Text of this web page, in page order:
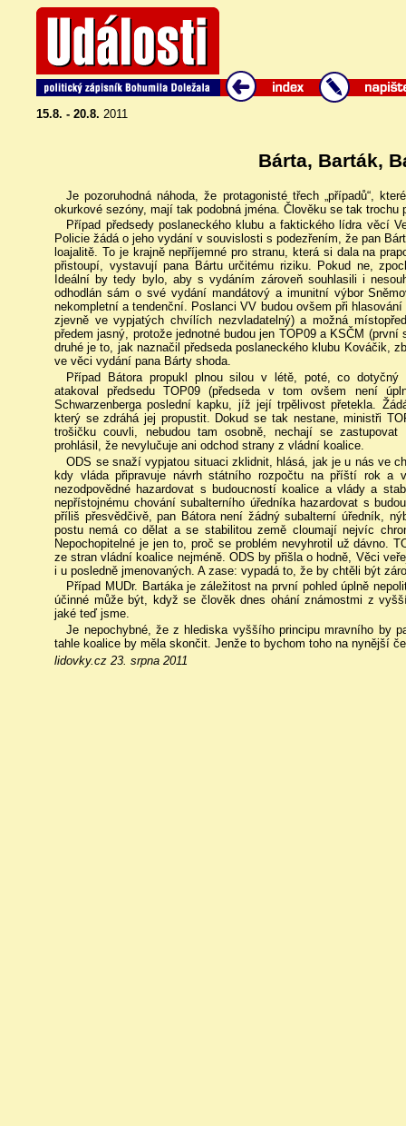
15.8. - 20.8. 2011
Bárta, Barták,
Je pozoruhodná náhoda, že protagonisté třech „případů“,
okurkové sezóny, mají tak podobná jména. Člověku se tak
Případ předsedy poslaneckého klubu a faktického lídra věcí
Policie žádá o jeho vydání v souvislosti s podezřením, že pan
loajalitě. To je krajně nepříjemné pro stranu, která si dala na
přistoupí, vystavují pana Bártu určitému riziku. Pokud ne,
Ideální by tedy bylo, aby s vydáním zároveň souhlasili i
odhodlán sám o své vydání mandátový a imunitní výbor
nekompletní a tendenční. Poslanci VV budou ovšem při
zjevně ve vypjatých chvílích nezvladatelný) a možná
předem jasný, protože jednotné budou jen TOP09 a KSČM
druhé je to, jak naznačil předseda poslaneckého klubu Kováčik,
ve věci vydání pana Bárty shoda.
Případ Bátora propukl plnou silou v létě, poté, co dotyčný
atakoval předsedu TOP09 (předseda v tom ovšem není
Schwarzenberga poslední kapku, jíž její trpělivost přetekla.
který se zdráhá jej propustit. Dokud se tak nestane, ministři
trošičku couvli, nebudou tam osobně, nechají se zastupovat
prohlásil, že nevylučuje ani odchod strany z vládní koalice.
ODS se snaží vypjatou situaci zklidnit, hlásá, jak je u nás ve
kdy vláda připravuje návrh státního rozpočtu na příští rok a
nezodpovědné hazardovat s budoucností koalice a vlády a
nepřístojnému chování subalterního úředníka hazardovat s
příliš přesvědčivě, pan Bátora není žádný subalterní úředník,
postu nemá co dělat a se stabilitou země cloumají nejvíc
Nepochopitelné je jen to, proč se problém nevyhrotil už dávno.
ze stran vládní koalice nejméně. ODS by přišla o hodně, Věci
i u posledně jmenovaných. A zase: vypadá to, že by chtěli být
Případ MUDr. Bartáka je záležitost na první pohled úplně
účinné může být, když se člověk dnes ohání známostmi z
jaké teď jsme.
Je nepochybné, že z hlediska vyššího principu mravního by
tahle koalice by měla skončit. Jenže to bychom toho na nynější
lidovky.cz 23. srpna 2011